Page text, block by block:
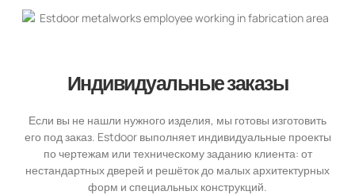
Индивидуальные заказы
Если вы не нашли нужного изделия, мы готовы изготовить
его под заказ. Estdoor выполняет индивидуальные проекты
по чертежам или техническому заданию клиента: от
нестандартных дверей и решёток до малых архитектурных
форм и специальных конструкций.